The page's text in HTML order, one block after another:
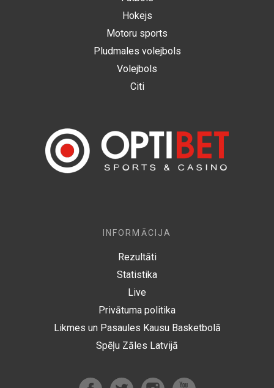
Hokejs
Motoru sports
Pludmales volejbols
Volejbols
Citi
INFORMĀCIJA
Rezultāti
Statistika
Live
Privātuma politika
Likmes un Pasaules Kausu Basketbolā
Spēļu Zāles Latvijā